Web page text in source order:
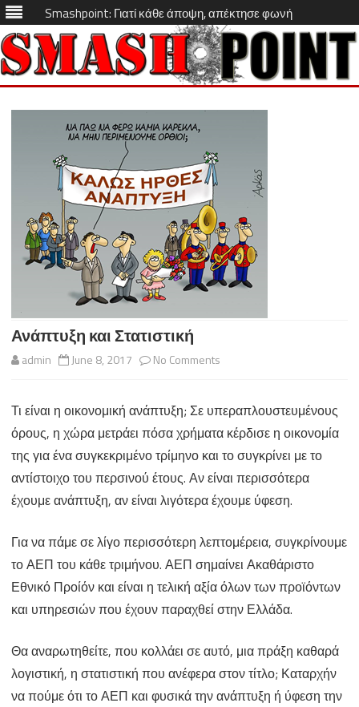
Smashpoint: Γιατί κάθε άποψη, απέκτησε φωνή
Skip
content
Ανάπτυξη και Στατιστική
admin June 8, 2017 No Comments
και
Στατιστική
Τι είναι η οικονομική ανάπτυξη; Σε υπεραπλουστευμένους
όρους, η χώρα μετράει πόσα χρήματα κέρδισε η οικονομία
της για ένα συγκεκριμένο τρίμηνο και το συγκρίνει με το
αντίστοιχο του περσινού έτους. Αν είναι περισσότερα
έχουμε ανάπτυξη, αν είναι λιγότερα έχουμε ύφεση.
Για να πάμε σε λίγο περισσότερη λεπτομέρεια, συγκρίνουμε
το ΑΕΠ του κάθε τριμήνου. ΑΕΠ σημαίνει Ακαθάριστο
Εθνικό Προίόν και είναι η τελική αξία όλων των προϊόντων
και υπηρεσιών που έχουν παραχθεί στην Ελλάδα.
Θα αναρωτηθείτε, που κολλάει σε αυτό, μια πράξη καθαρά
λογιστική, η στατιστική που ανέφερα στον τίτλο; Καταρχήν
να πούμε ότι το ΑΕΠ και φυσικά την ανάπτυξη ή ύφεση την